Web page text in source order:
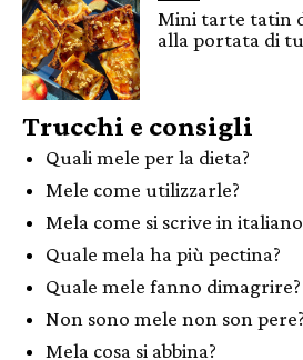
Mini tarte tatin
alla portata di
Trucchi e consigli
Quali mele per la dieta?
Mele come utilizzarle?
Mela come si scrive in
Quale mela ha più pectina?
Quale mele fanno dimagrire?
Non sono mele non son pere?
Mela cosa si abbina?